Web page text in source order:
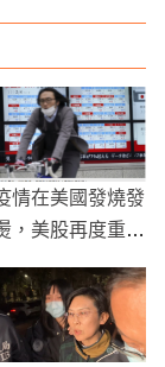
情在美國發燒發
，美股再度重挫